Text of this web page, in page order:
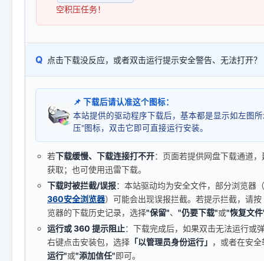
空积压任务！
Q 点击下载没反应，或者双击运行提示安全警告、无法打开？
📌 下载后请认准这个图标：
本站提供的驱动程序下载后，基本都是显示如左图
压"图标，双击它即可直接运行安装。
若下载缓慢、下载连接打不开：页面若提供网盘下载通道
获取；也可使用迅雷下载。
下载时被拦截/误报：本站驱动均为安全文件，部分浏览器
360安全浏览器）可能会出现误报拦截。若提示拦截，请按
览器的下载历史记录，选择"保留"、 "仍要下载"或"恢复文
运行或 360 提示阻止：下载完成后，如果双击无法运行或
右键点击安装包，选择 「以管理员身份运行」 ，或者在安
运行"或"添加信任"即可。